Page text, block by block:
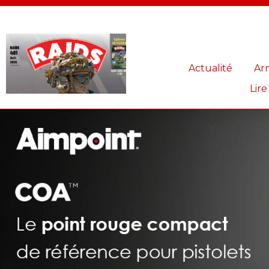
Actualité
Panneau de gestion des cookies